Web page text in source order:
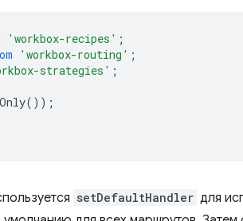
'workbox-recipes' ;
'workbox-routing' ;
strategies' ;
());
setDefaultHandler для